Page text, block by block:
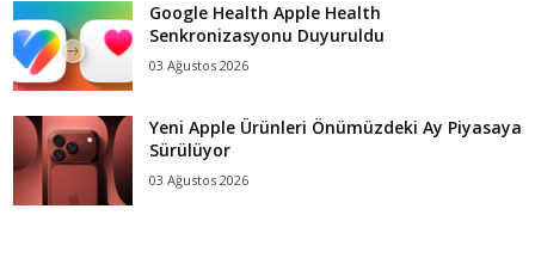
Google Health Apple Health
Senkronizasyonu Duyuruldu
03 Ağustos 2026
Yeni Apple Ürünleri Önümüzdeki Ay Piyasaya
Sürülüyor
03 Ağustos 2026